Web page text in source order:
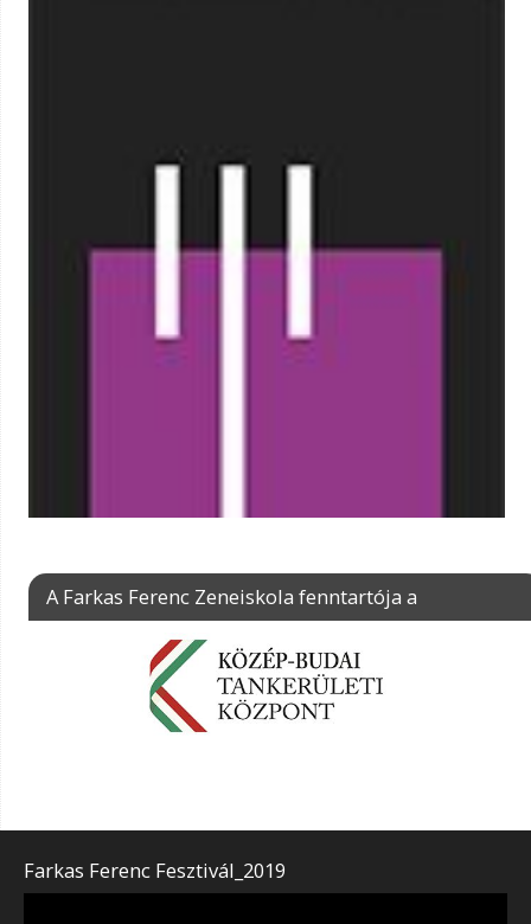
A Farkas Ferenc Zeneiskola fenntartója a
Farkas Ferenc Fesztivál_2019